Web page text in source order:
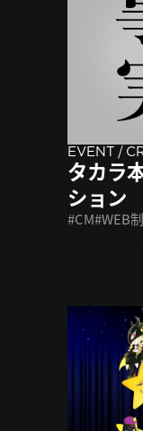
EVENT/
タカラ
ション
CM WEB